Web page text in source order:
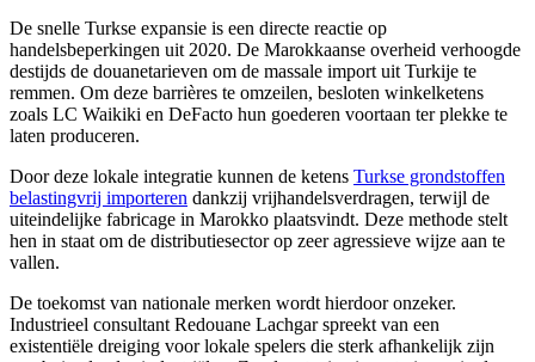
De snelle Turkse expansie is een directe reactie op
handelsbeperkingen uit 2020. De Marokkaanse overheid verhoogde
destijds de douanetarieven om de massale import uit Turkije te
remmen. Om deze barrières te omzeilen, besloten winkelketens
zoals LC Waikiki en DeFacto hun goederen voortaan ter plekke te
laten produceren.
Door deze lokale integratie kunnen de ketens Turkse grondstoffen
belastingvrij importeren dankzij vrijhandelsverdragen, terwijl de
uiteindelijke fabricage in Marokko plaatsvindt. Deze methode stelt
hen in staat om de distributiesector op zeer agressieve wijze aan te
vallen.
De toekomst van nationale merken wordt hierdoor onzeker.
Industrieel consultant Redouane Lachgar spreekt van een
existentiële dreiging voor lokale spelers die sterk afhankelijk zijn